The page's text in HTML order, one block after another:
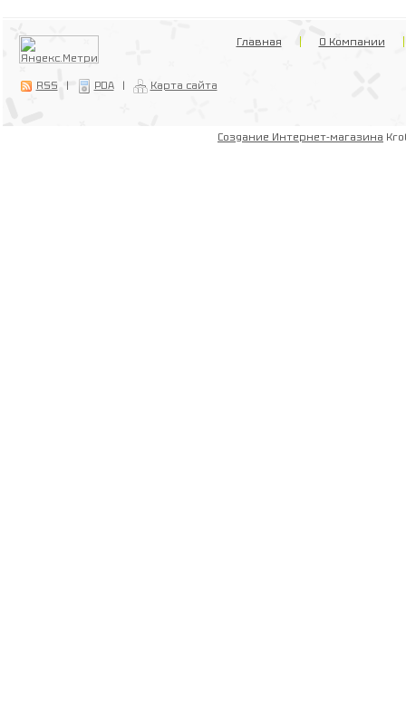
RSS | PDA | Карта сайта
Главная О Компании
Создание Интернет-магазина